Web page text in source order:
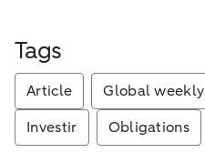
Tags
Article Global weekly
Investir
Obligations